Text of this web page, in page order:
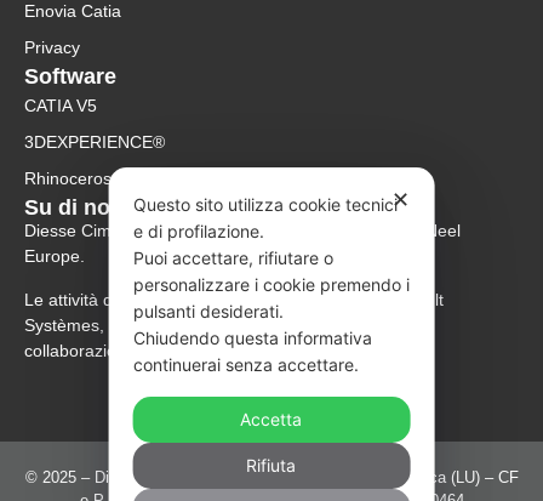
Enovia Catia
Privacy
Software
CATIA V5
3DEXPERIENCE®
Rhinoceros
Su di noi
Diesse Cim è rivenditore ufficiale Rhinoceros per McNeel
Europe.
Le attività di supporto e rivendita dei software Dassault
Systèmes, 3DCS e Human Solutions sono svolte in
collaborazione con Abex Italia Srl.
© 2025 – Diesse Cim S.r.l Viale Luporini 703 55100 – Lucca (LU) – CF
✕
Questo sito utilizza cookie tecnici
e di profilazione.
Puoi accettare, rifiutare o
personalizzare i cookie premendo i
pulsanti desiderati.
Chiudendo questa informativa
continuerai senza accettare.
Accetta
Rifiuta